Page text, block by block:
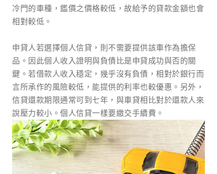
冷門的車種，鑑價之價格較低，故給予的貸款金額也會
相對較低。
申貸人若選擇個人信貸，則不需要提供該車作為擔保
品。因此個人收入證明與負債比是申貸成功與否的關
鍵。若借款人收入穩定，幾乎沒有負債，相對於銀行而
言所承作的風險較低，能提供的利率也較優惠。另外，
信貸還款期限通常可到七年，與車貸相比對於還款人來
說壓力較小。個人信貸一樣要繳交手續費。